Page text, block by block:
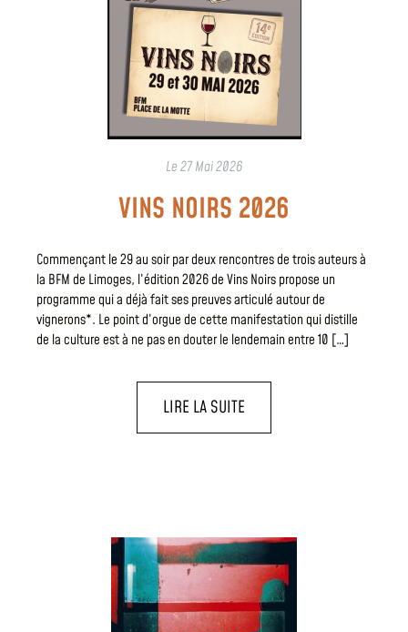
Le27 Mai 2026
VINS NOIRS 2026
Commençant le 29 au soir par deux rencontres de trois auteurs à
la BFM de Limoges, l’édition 2026 de Vins Noirs propose un
programme qui a déjà fait ses preuves articulé autour de
vignerons*. Le point d’orgue de cette manifestation qui distille
de la culture est à ne pas en douter le lendemain entre 10 […]
LIRE LA SUITE